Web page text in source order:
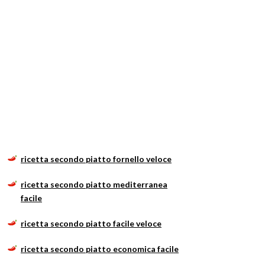
ricetta secondo piatto fornello veloce
ricetta secondo piatto mediterranea
facile
ricetta secondo piatto facile veloce
ricetta secondo piatto economica facile